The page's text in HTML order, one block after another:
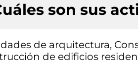
son sus
de arquitectura,
de edificios